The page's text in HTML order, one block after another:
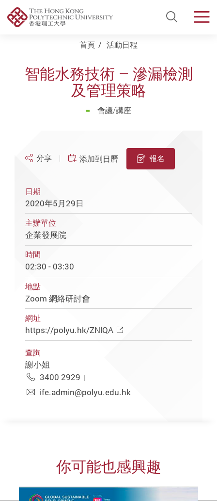
Open
首頁 活動日程
智能水務技術 – 滲漏檢測
及管理策略
會議/講座
分享 添加到日曆 報名
日期
2020年5月29日
主辦單位
企業發展院
時間
02:30 - 03:30
地點
Zoom 網絡研討會
網址
https://polyu.hk/ZNlQA
查詢
謝小姐
3400 2929
ife.admin@polyu.edu.hk
你可能也感興趣